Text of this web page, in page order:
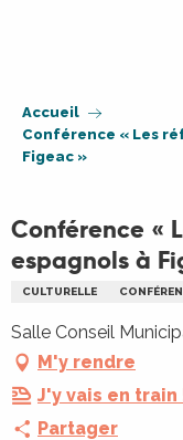
Accueil
Conférence « Les
Figeac »
Conférence «
espagnols à
CULTURELLE
Salle Conseil
M'y rendre
J'y vais en train
Partager